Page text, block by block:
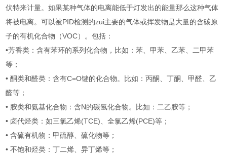
伏特来计量。如果某种气体的电离能低于灯发出的能量那么这种气体
将被电离。可以被PID检测的zui主要的气体或挥发物是大量的含碳原
子的有机化合物（VOC）。包括：
•芳香类：含有苯环的系列化合物，比如：苯、甲苯、乙苯、二甲苯
等；
• 酮类和醛类：含有C=O键的化合物。比如：丙酮、丁酮、甲醛、乙
醛等；
• 胺类和氨基化合物：含N的碳氢化合物。比如：二乙胺等；
• 卤代烃类：如三氯乙烯(TCE)、全氯乙烯(PCE)等；
• 含硫有机物：甲硫醇、硫化物等；
• 不饱和烃类：丁二烯、异丁烯等；